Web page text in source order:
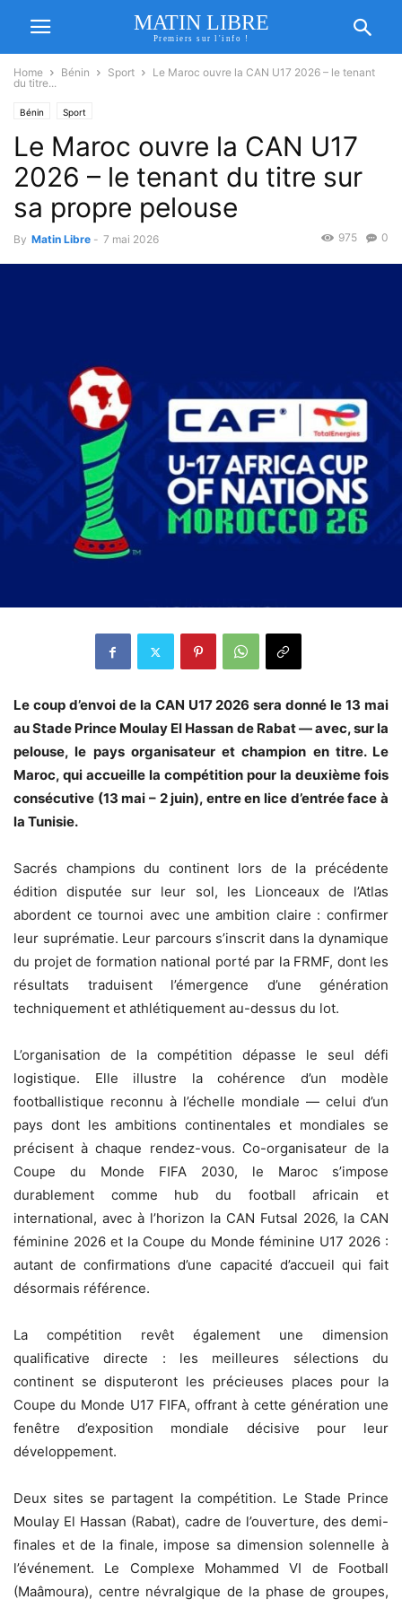
MATIN LIBRE
Premiers sur l'info !
Home Bénin Sport
Le Maroc ouvre la CAN U17 2026 – le tenant
du titre...
Bénin Sport
Le Maroc ouvre la CAN U17
2026 – le tenant du titre sur
sa propre pelouse
By Matin Libre - 7 mai 2026 0
975
Le coup d’envoi de la CAN U17 2026 sera donné le 13 mai
au Stade Prince Moulay El Hassan de Rabat — avec, sur la
pelouse, le pays organisateur et champion en titre. Le
Maroc, qui accueille la compétition pour la deuxième fois
consécutive (13 mai – 2 juin), entre en lice d’entrée face à
la Tunisie.
Sacrés champions du continent lors de la précédente
édition disputée sur leur sol, les Lionceaux de l’Atlas
abordent ce tournoi avec une ambition claire : confirmer
leur suprématie. Leur parcours s’inscrit dans la dynamique
du projet de formation national porté par la FRMF, dont les
résultats traduisent l’émergence d’une génération
techniquement et athlétiquement au-dessus du lot.
L’organisation de la compétition dépasse le seul défi
logistique. Elle illustre la cohérence d’un modèle
footballistique reconnu à l’échelle mondiale — celui d’un
pays dont les ambitions continentales et mondiales se
précisent à chaque rendez-vous. Co-organisateur de la
Coupe du Monde FIFA 2030, le Maroc s’impose
durablement comme hub du football africain et
international, avec à l’horizon la CAN Futsal 2026, la CAN
féminine 2026 et la Coupe du Monde féminine U17 2026 :
autant de confirmations d’une capacité d’accueil qui fait
désormais référence.
La compétition revêt également une dimension
qualificative directe : les meilleures sélections du
continent se disputeront les précieuses places pour la
Coupe du Monde U17 FIFA, offrant à cette génération une
fenêtre d’exposition mondiale décisive pour leur
développement.
Deux sites se partagent la compétition. Le Stade Prince
Moulay El Hassan (Rabat), cadre de l’ouverture, des demi-
finales et de la finale, impose sa dimension solennelle à
l’événement. Le Complexe Mohammed VI de Football
(Maâmoura), centre névralgique de la phase de groupes,